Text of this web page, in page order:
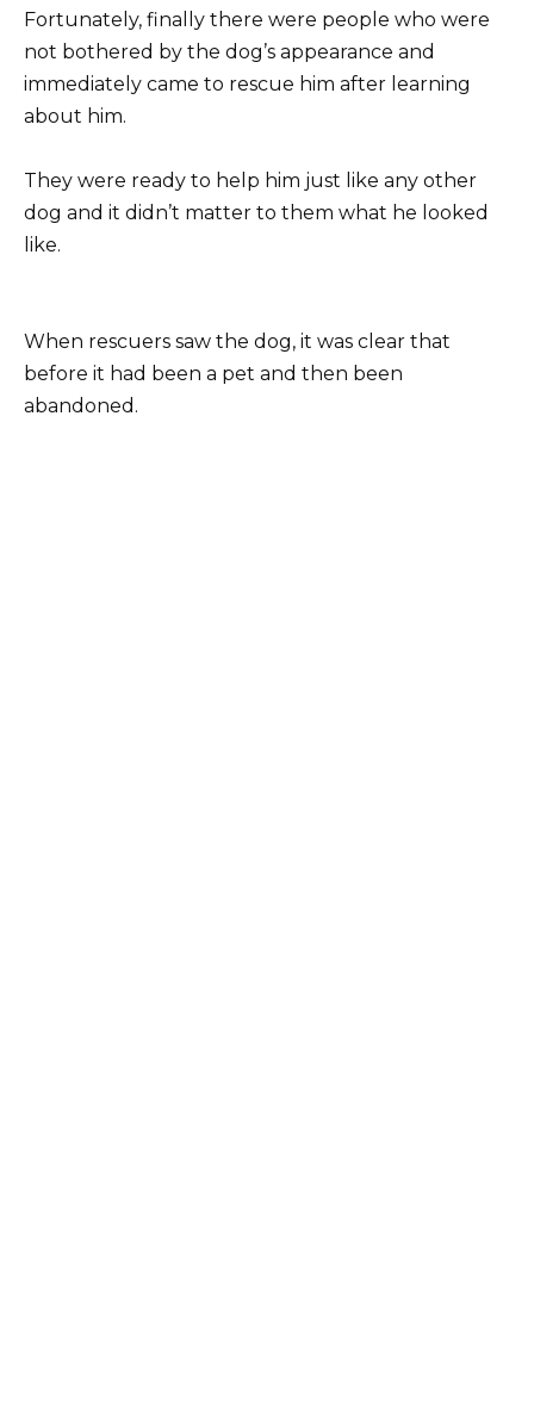
Fortunately, finally there were people who were
not bothered by the dog’s appearance and
immediately came to rescue him after learning
about him.
They were ready to help him just like any other
dog and it didn’t matter to them what he looked
like.
When rescuers saw the dog, it was clear that
before it had been a pet and then been
abandoned.